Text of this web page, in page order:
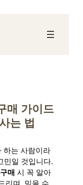
매 가이드
는 법
하는 사람이라
민일 것입니다.
매 시 꼭 알아